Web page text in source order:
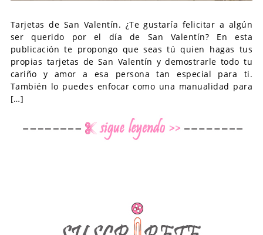
Tarjetas de San Valentín. ¿Te gustaría felicitar a algún
ser querido por el día de San Valentín? En esta
publicación te propongo que seas tú quien hagas tus
propias tarjetas de San Valentín y demostrarle todo tu
cariño y amor a esa persona tan especial para ti.
También lo puedes enfocar como una manualidad para
[…]